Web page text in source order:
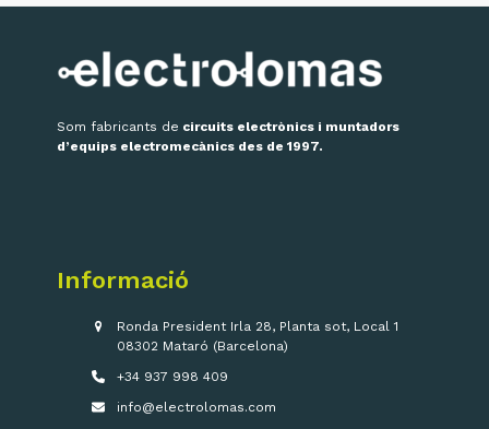
Som fabricants de circuits electrònics i muntadors
d’equips electromecànics des de 1997.
Informació
Ronda President Irla 28, Planta sot, Local 1
08302 Mataró (Barcelona)
+34 937 998 409
info@electrolomas.com